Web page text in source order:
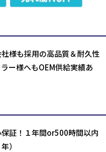
様も採用の高品質＆耐久性
ー様へもOEM供給実績あ
証！１年間or500時間以内
）